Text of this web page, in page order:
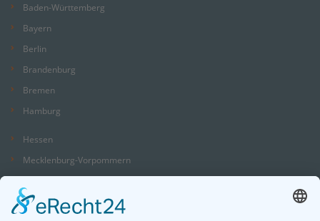
Baden-Württemberg
Bayern
Berlin
Brandenburg
Bremen
Hamburg
Hessen
Mecklenburg-Vorpommern
Niedersachsen
Nordrhein-Westfalen